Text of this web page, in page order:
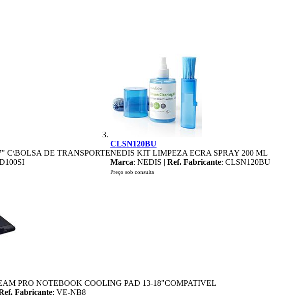
C\BOLSA DE TRANSPORTE
CLSN120BU
NEDIS KIT LIMPEZA ECRA SPRAY 200 ML
Marca: NEDIS | Ref. Fabricante: CLSN120BU
Preço sob consulta
PRO NOTEBOOK COOLING PAD 13-18"COMPATIVEL
Fabricante: VE-NB8